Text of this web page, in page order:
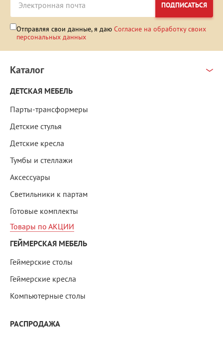
ПОДПИСАТЬСЯ
Отправляя свои данные, я даю Согласие на обработку своих
персональных данных
Каталог
ДЕТСКАЯ МЕБЕЛЬ
Парты-трансформеры
Детские стулья
Детские кресла
Тумбы и стеллажи
Аксессуары
Светильники к партам
Готовые комплекты
Товары по АКЦИИ
ГЕЙМЕРСКАЯ МЕБЕЛЬ
Геймерские столы
Геймерские кресла
Компьютерные столы
РАСПРОДАЖА